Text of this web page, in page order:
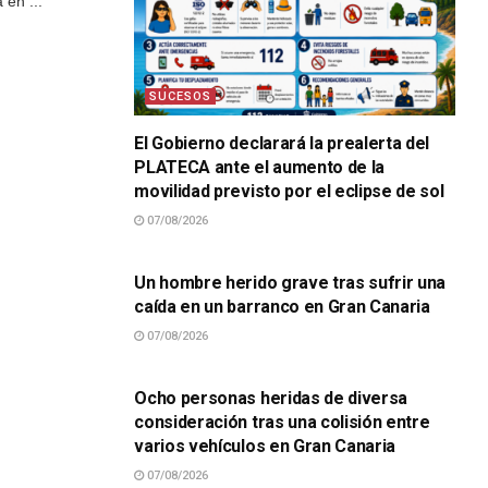
SUCESOS
El Gobierno declarará la prealerta del
PLATECA ante el aumento de la
movilidad previsto por el eclipse de sol
07/08/2026
Un hombre herido grave tras sufrir una
caída en un barranco en Gran Canaria
07/08/2026
Ocho personas heridas de diversa
consideración tras una colisión entre
varios vehículos en Gran Canaria
07/08/2026